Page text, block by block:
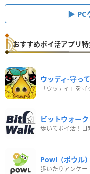
PC
おすすめポイ活アプリ
ウッディ‐守っ
「ウッディ」を
ビットウォーク
Powl（ポウル）